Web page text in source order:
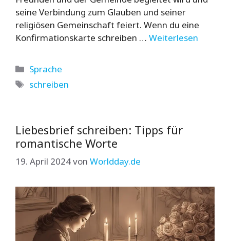
seine Verbindung zum Glauben und seiner
religiösen Gemeinschaft feiert. Wenn du eine
Konfirmationskarte schreiben … Weiterlesen
Kategorien
Sprache
Schlagwörter
schreiben
Liebesbrief schreiben: Tipps für
romantische Worte
19. April 2024von Worldday.de